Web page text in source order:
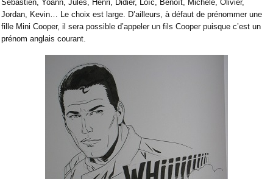
Sébastien, Yoann, Jules, Henri, Didier, Loïc, Benoît, Michèle, Olivier,
Jordan, Kevin… Le choix est large. D’ailleurs, à défaut de prénommer une
fille Mini Cooper, il sera possible d’appeler un fils Cooper puisque c’est un
prénom anglais courant.